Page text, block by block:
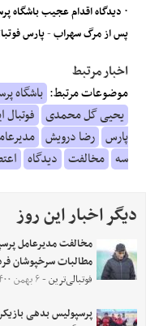
۰ دیدگاه اقدام عجیب
پس از مرگ سهراب-پارس
اخبار مرتبط
موضوعات مرتبط: باشگاه
یحیی گل محمدی فوتبال
پارس رضا درویش
سه مخالفت دیدگاه
دیگر اخبار این روز
مخالفت مدیرعامل
مطالبات سرخپوشان
فوتبالی‌ترین- ۶ بهمن ۱۴۰۰
پرسپولیس بدهی